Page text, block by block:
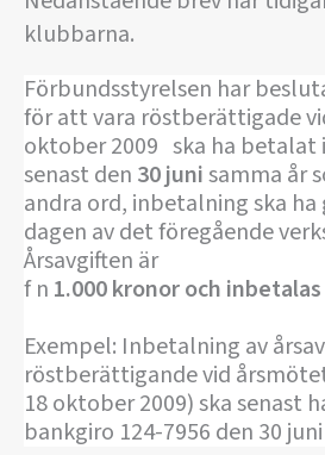
klubbarna.
Förbundsstyrelsen har
för att vara röstberättigade
oktober 2009 ska ha betalat
senast den 30 junisamma år
andra ord, inbetalning ska ha
dagen av det föregående
Årsavgiften är
f n 1.000 kronor och
Exempel: Inbetalning av
röstberättigande vid
18 oktober 2009) ska senast
bankgiro 124-7956 den 30